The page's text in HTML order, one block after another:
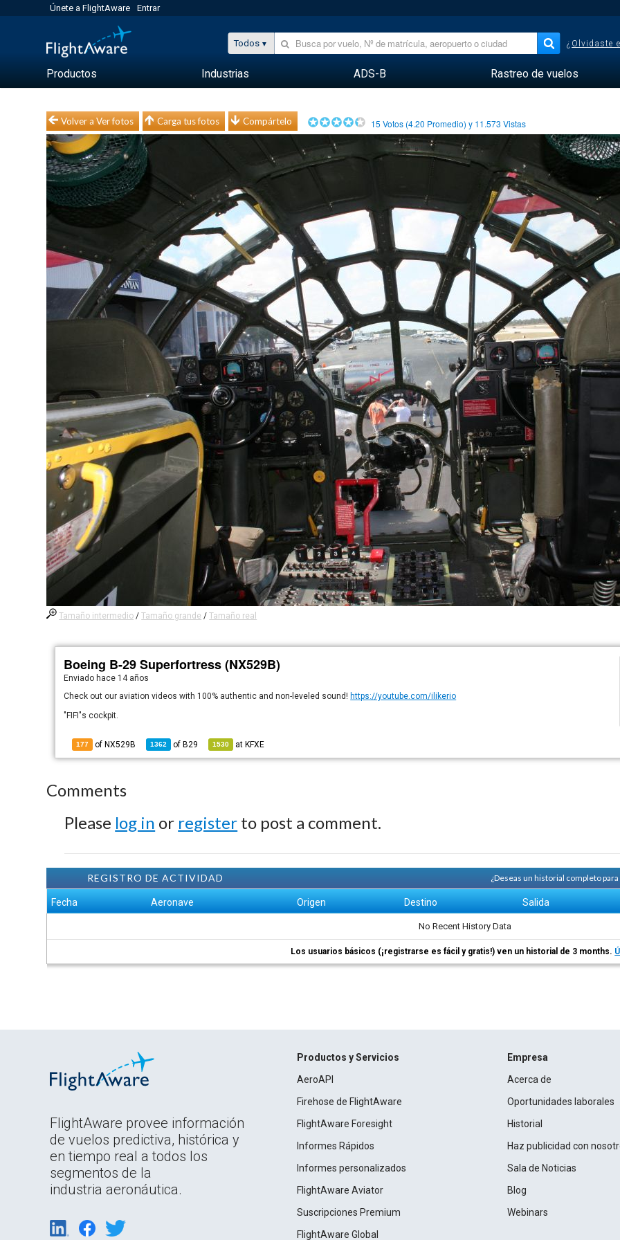
Únete a FlightAware Entrar
Todos ¿Olvidaste
Productos Industrias ADS-B Rastreo de vuelos
Volver a Ver fotos Carga tus fotos Compártelo 15 Votos (4.20 Promedio) y 11.573 Vistas
Tamaño intermedio /Tamaño grande /Tamaño real
Boeing B-29 Superfortress (NX529B)
Enviado hace 14 años
Check out our aviation videos with 100% authentic and non-leveled sound! https://youtube.com/ilikerio
"FIFI"s cockpit.
177 of NX529B 1362 of B29 1530 at KFXE
Comments
Please log in or register to post a comment.
REGISTRO DE ACTIVIDAD ¿Deseas un historial completo
Fecha Aeronave Origen Destino Salida
No Recent History Data
Los usuarios básicos (¡registrarse es fácil y gratis!) ven un historial de 3 months.
FlightAware provee información
de vuelos predictiva, histórica y
en tiempo real a todos los
segmentos de la
industria aeronáutica.
Productos y Servicios
AeroAPI
Firehose de FlightAware
FlightAware Foresight
Informes Rápidos
Informes personalizados
FlightAware Aviator
Suscripciones Premium
FlightAware Global
Empresa
Acerca de
Oportunidades laborales
Historial
Haz publicidad con
Sala de Noticias
Blog
Webinars